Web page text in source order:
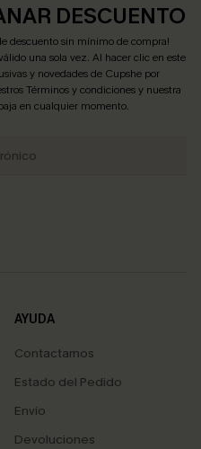
DESCUENTO
descuento sin mínimo de compra!
una sola vez. Al hacer clic en este
y novedades de Cupshe por
Términos y condicionesy nuestra
en cualquier momento.
AYUDA
Contactarnos
Estado del Pedido
Envío
Devoluciones